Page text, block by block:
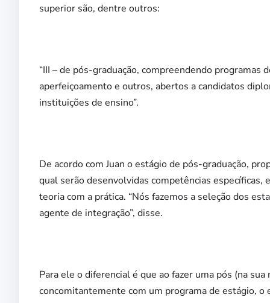
superior são, dentre outros:
“III – de pós-graduação, compreendendo
aperfeiçoamento e outros, abertos a candidatos
instituições de ensino”.
De acordo com Juan o estágio de pós-graduação,
qual serão desenvolvidas competências específicas,
teoria com a prática. “Nós fazemos a seleção dos
agente de integração”, disse.
Para ele o diferencial é que ao fazer uma pós (na
concomitantemente com um programa de estágio,